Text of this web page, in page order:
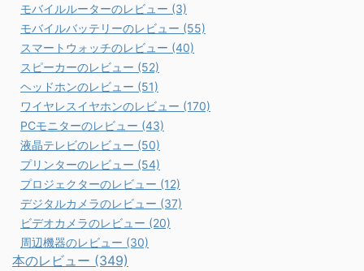
モバイルルーターのレビュー (3)
モバイルバッテリーのレビュー (55)
スマートウォッチのレビュー (40)
スピーカーのレビュー (52)
ヘッドホンのレビュー (51)
ワイヤレスイヤホンのレビュー (170)
PCモニターのレビュー (43)
液晶テレビのレビュー (50)
プリンターのレビュー (54)
プロジェクターのレビュー (12)
デジタルカメラのレビュー (37)
ビデオカメラのレビュー (20)
周辺機器のレビュー (30)
本のレビュー (349)